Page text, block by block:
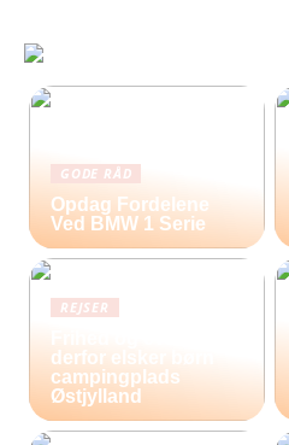
GODE RÅD
Opdag Fordelene
Ved BMW 1 Serie
REJSER
derfor elsker børn
campingplads
Østjylland